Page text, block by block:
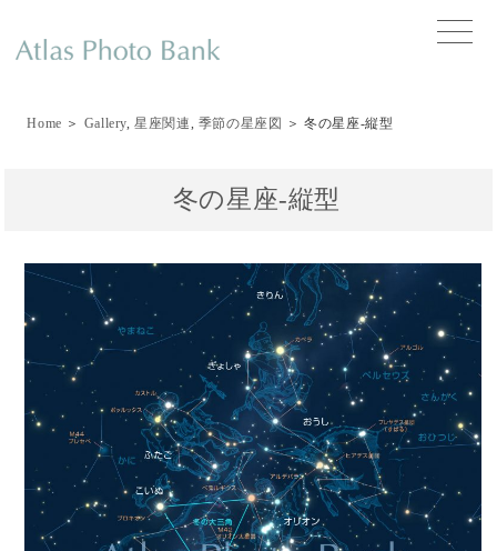
toggle
Home ＞ Gallery,星座関連, 季節の星座図 ＞ 冬の星座-縦型
冬の星座-縦型